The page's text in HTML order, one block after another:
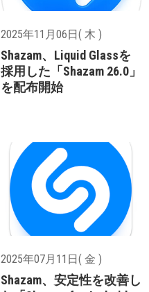
2025年11月06日( 木 )
Shazam、Liquid Glassを
採用した「Shazam 26.0」
を配布開始
2025年07月11日( 金 )
Shazam、安定性を改善し